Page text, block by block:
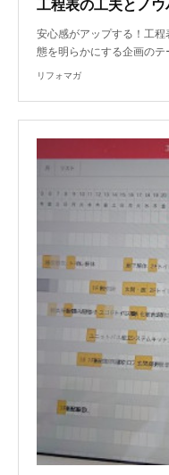
安心感がアップする！工
態を明らかにする企画の
リフォマガ